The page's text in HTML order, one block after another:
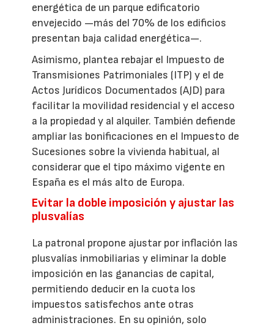
energética de un parque edificatorio
envejecido —más del 70% de los edificios
presentan baja calidad energética—.
Asimismo, plantea rebajar el Impuesto de
Transmisiones Patrimoniales (ITP) y el de
Actos Jurídicos Documentados (AJD) para
facilitar la movilidad residencial y el acceso
a la propiedad y al alquiler. También defiende
ampliar las bonificaciones en el Impuesto de
Sucesiones sobre la vivienda habitual, al
considerar que el tipo máximo vigente en
España es el más alto de Europa.
Evitar la doble imposición y ajustar las
plusvalías
La patronal propone ajustar por inflación las
plusvalías inmobiliarias y eliminar la doble
imposición en las ganancias de capital,
permitiendo deducir en la cuota los
impuestos satisfechos ante otras
administraciones. En su opinión, solo